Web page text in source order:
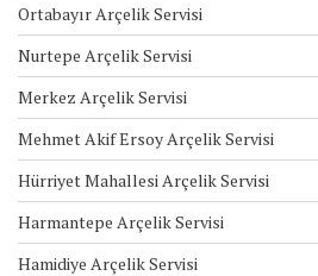
Ortabayır Arçelik Servisi
Nurtepe Arçelik Servisi
Merkez Arçelik Servisi
Mehmet Akif Ersoy Arçelik Servisi
Hürriyet Mahallesi Arçelik Servisi
Harmantepe Arçelik Servisi
Hamidiye Arçelik Servisi